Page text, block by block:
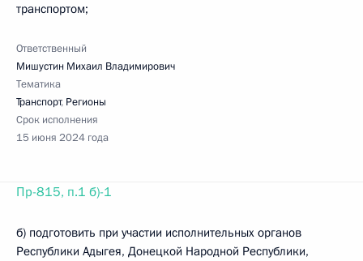
транспортом;
Ответственный
Мишустин Михаил Владимирович
Тематика
Транспорт, Регионы
Срок исполнения
15 июня 2024 года
Пр-815, п.1 б)-1
б) подготовить при участии исполнительных органов
Республики Адыгея, Донецкой Народной Республики,